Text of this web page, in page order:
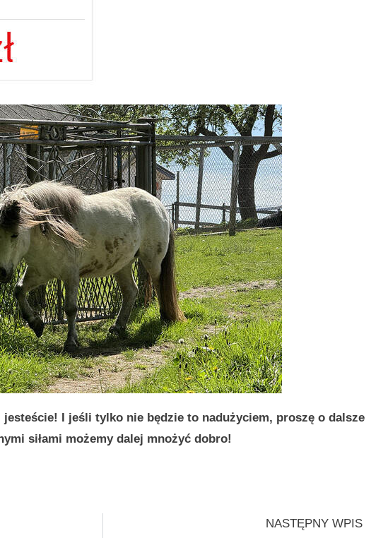
I jeśli tylko nie będzie to nadużyciem, proszę o dalsze
siłami możemy dalej mnożyć dobro!
NASTĘPNY WPIS